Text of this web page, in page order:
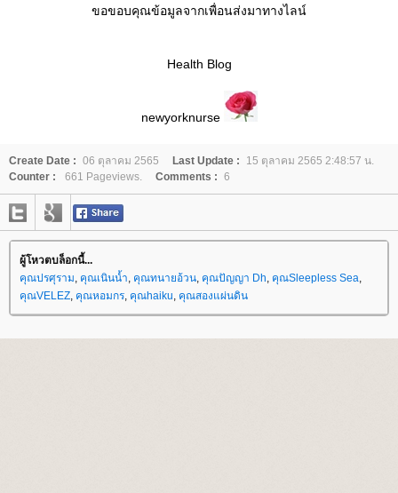
ขอขอบคุณข้อมูลจากเพื่อนส่งมาทางไลน์
Health Blog
newyorknurse
Create Date : 06 ตุลาคม 2565 Last Update :
15 ตุลาคม 2565 2:48:57 น.
Counter :
661 Pageviews. Comments : 6
ผู้โหวตบล็อกนี้...
คุณปรศุราม คุณเนินน้ำ คุณทนายอ้วน คุณปัญญา Dh คุณSleepless Sea
คุณVELEZ คุณหอมกร คุณhaiku คุณสองแผ่นดิน